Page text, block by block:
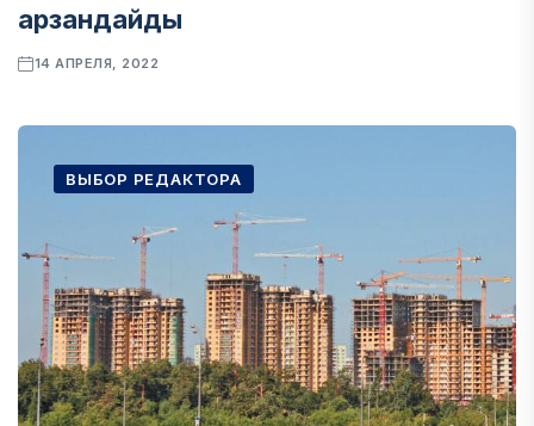
арзандайды
14 АПРЕЛЯ, 2022
ВЫБОР РЕДАКТОРА